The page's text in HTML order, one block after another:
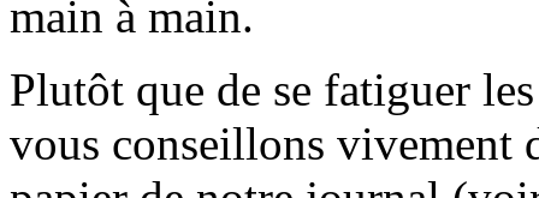
main à main.
Plutôt que de se fatiguer
vous conseillons vivement